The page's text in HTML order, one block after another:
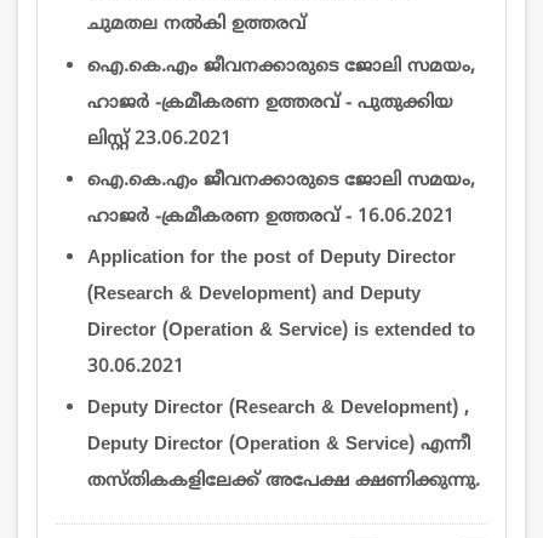
ചുമതല നല്‍കി ഉത്തരവ്
ഐ.കെ.എം ജീവനക്കാരുടെ ജോലി സമയം,
ഹാജർ -ക്രമീകരണ ഉത്തരവ് - പുതുക്കിയ
ലിസ്റ്റ് 23.06.2021
ഐ.കെ.എം ജീവനക്കാരുടെ ജോലി സമയം,
ഹാജർ -ക്രമീകരണ ഉത്തരവ് - 16.06.2021
Application for the post of Deputy Director
(Research & Development) and Deputy
Director (Operation & Service) is extended to
30.06.2021
Deputy Director (Research & Development) ,
Deputy Director (Operation & Service) എന്നീ
തസ്തികകളിലേക്ക് അപേക്ഷ ക്ഷണിക്കുന്നു.